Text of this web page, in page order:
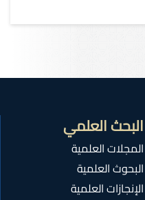
البحث العلمي
المجلات العلمية
البحوث العلمية
الإنجازات العلمية